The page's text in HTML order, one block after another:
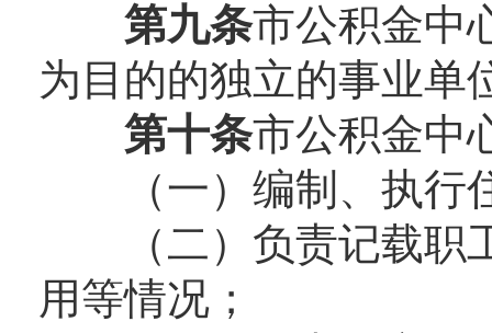
第九条市公积金中
为目的的独立的事业单
第十条市公积金中
（一）编制、执行住
（二）负责记载职工
用等情况；